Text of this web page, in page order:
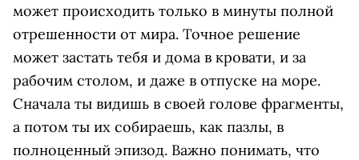
может происходить только в минуты полной
отрешенности от мира. Точное решение
может застать тебя и дома в кровати, и за
рабочим столом, и даже в отпуске на море.
Сначала ты видишь в своей голове фрагменты,
а потом ты их собираешь, как пазлы, в
полноценный эпизод. Важно понимать, что